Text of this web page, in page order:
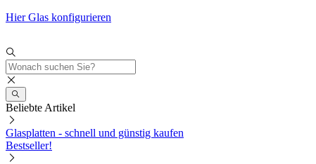
Hier Glas konfigurieren
Beliebte Artikel
Glasplatten - schnell und günstig kaufen
Bestseller!